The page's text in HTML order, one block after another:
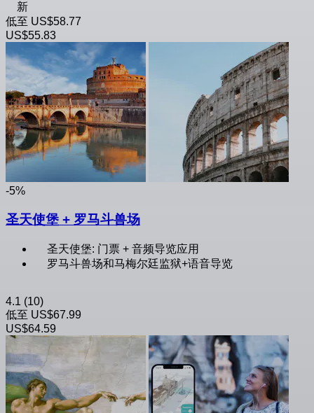
新
低至 US$58.77
US$55.83
-5%
圣天使堡 + 罗马斗兽场
圣天使堡: 门票 + 音频导览应用
罗马斗兽场和马梅尔廷监狱+语音导览
4.1 (10)
低至 US$67.99
US$64.59